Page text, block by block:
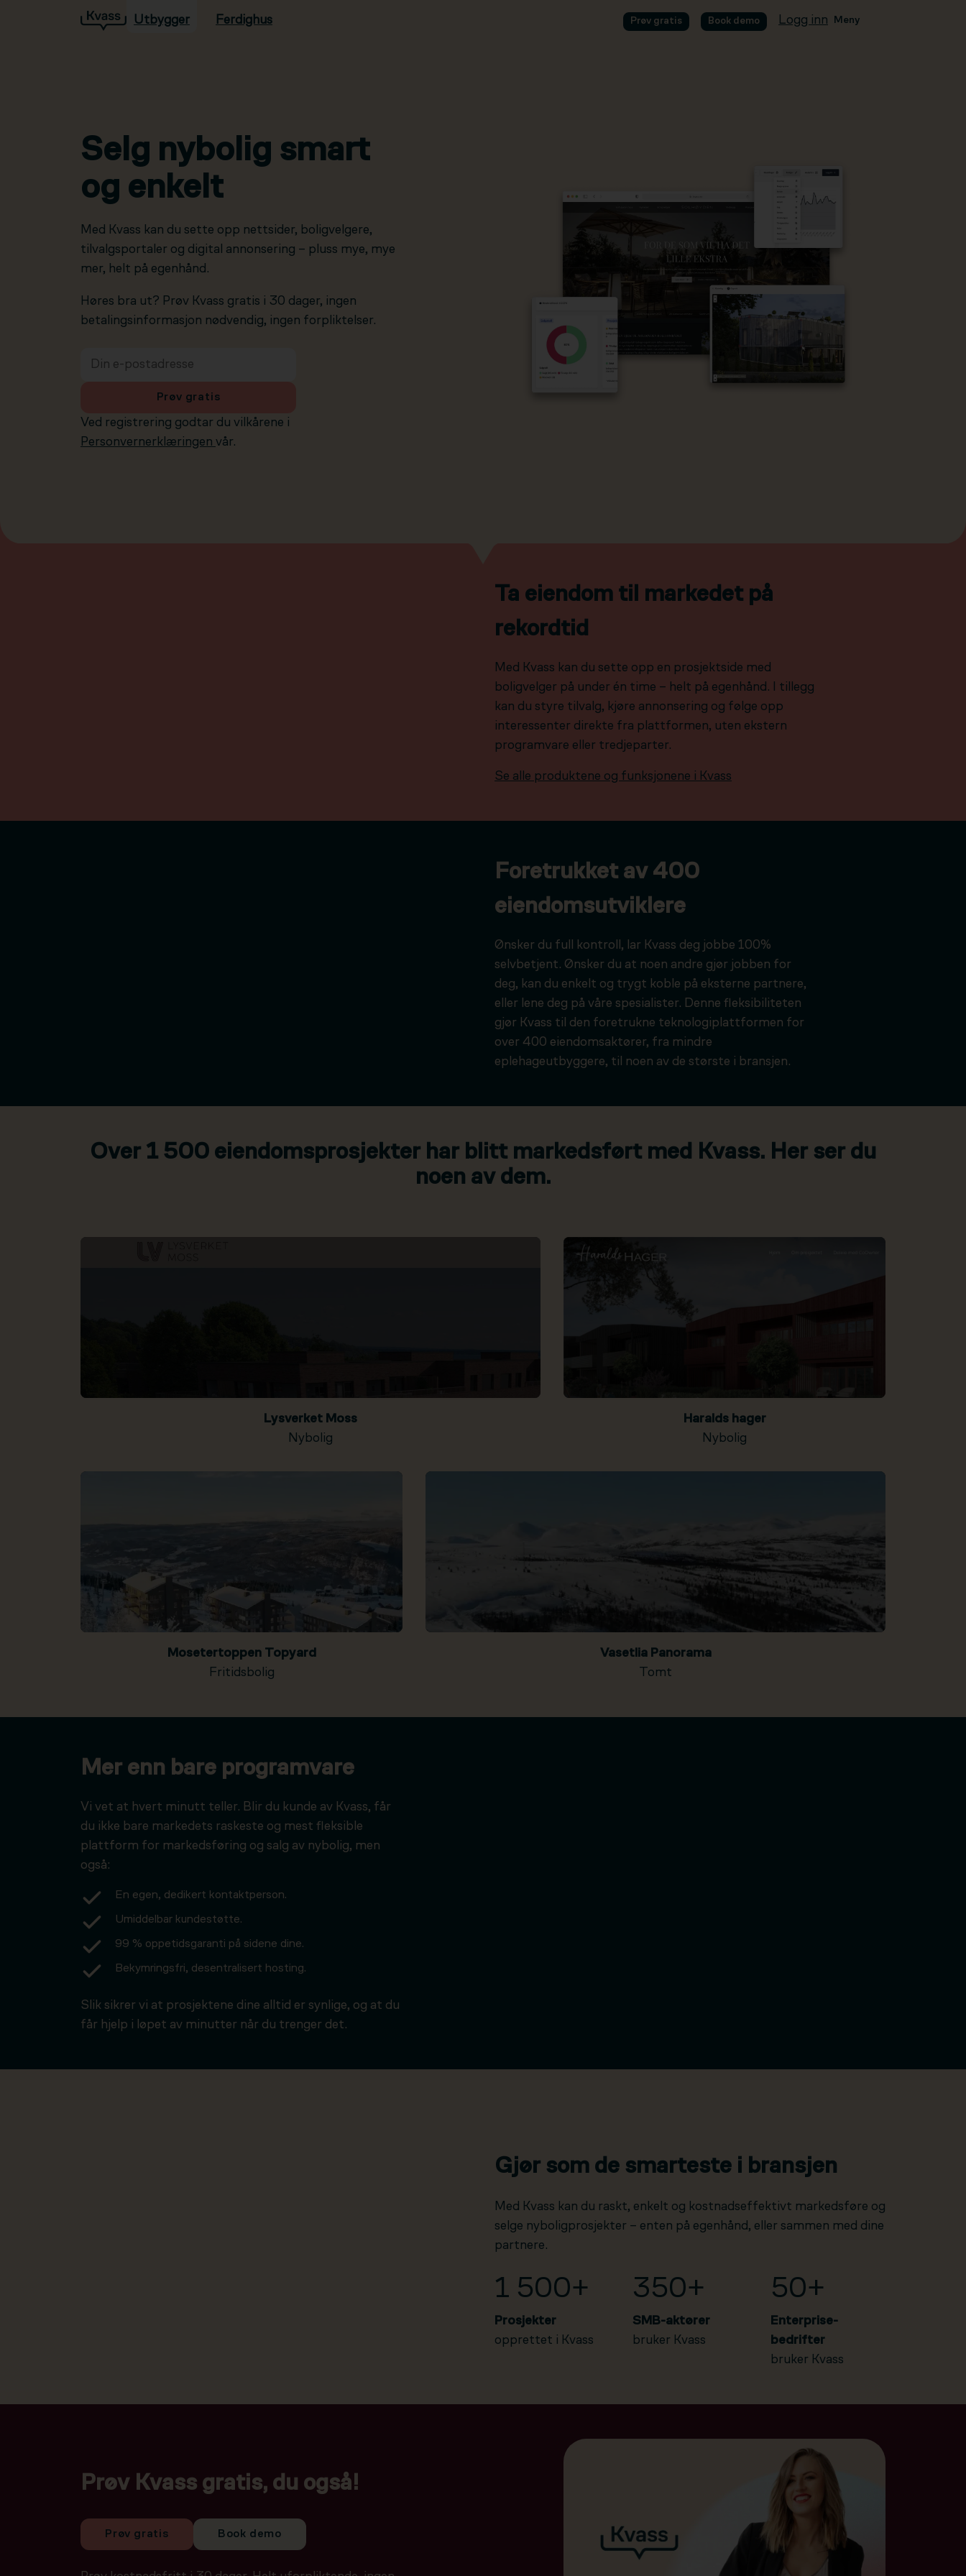
Hopp til hovedinnholdUtbygger Ferdighus Prøv gratis Book demo Logg inn Meny
Selg nybolig smart
og enkelt
Med Kvass kan du sette opp nettsider, boligvelgere,
tilvalgsportaler og digital annonsering – pluss mye, mye
mer, helt på egenhånd.
Høres bra ut? Prøv Kvass gratis i 30 dager, ingen
betalingsinformasjon nødvendig, ingen forpliktelser.
Ved registrering godtar du vilkårene i
Personvernerklæringen vår.
Prøv gratis
Ta eiendom til markedet på
rekordtid
Med Kvass kan du sette opp en prosjektside med
boligvelger på under én time – helt på egenhånd. I tillegg
kan du styre tilvalg, kjøre annonsering og følge opp
interessenter direkte fra plattformen, uten ekstern
programvare eller tredjeparter.
Se alle produktene og funksjonene i Kvass
Foretrukket av 400
eiendomsutviklere
Ønsker du full kontroll, lar Kvass deg jobbe 100%
selvbetjent. Ønsker du at noen andre gjør jobben for
deg, kan du enkelt og trygt koble på eksterne partnere,
eller lene deg på våre spesialister. Denne fleksibiliteten
gjør Kvass til den foretrukne teknologiplattformen for
over 400 eiendomsaktører, fra mindre
eplehageutbyggere, til noen av de største i bransjen.
Over 1 500 eiendomsprosjekter har blitt markedsført med Kvass. Her ser du
noen av dem.
Lysverket Moss
Nybolig
Haralds hager
Nybolig
Mosetertoppen Topyard
Fritidsbolig
Vasetlia Panorama
Tomt
Mer enn bare programvare
Vi vet at hvert minutt teller. Blir du kunde av Kvass, får
du ikke bare markedets raskeste og mest fleksible
plattform for markedsføring og salg av nybolig, men
også:
En egen, dedikert kontaktperson.
Umiddelbar kundestøtte.
99 % oppetidsgaranti på sidene dine.
Bekymringsfri, desentralisert hosting.
Slik sikrer vi at prosjektene dine alltid er synlige, og at du
får hjelp i løpet av minutter når du trenger det.
Gjør som de smarteste i bransjen
Med Kvass kan du raskt, enkelt og kostnadseffektivt markedsføre og
selge nyboligprosjekter – enten på egenhånd, eller sammen med dine
partnere.
1 500+
Prosjekter
opprettet i Kvass
350+
SMB-aktører
bruker Kvass
50+
Enterprise-
bedrifter
bruker Kvass
Prøv Kvass gratis, du også!
Prøv gratis Book demo